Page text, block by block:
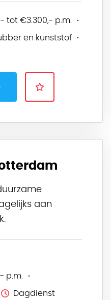
tot €3.300,- p.m.
en kunststof
aan
p.m.
Dagdienst